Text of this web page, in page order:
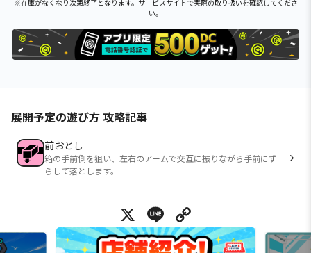
※在庫がなくなり次第終了となります。サービスサイトで実際の取り扱いを確認してくださ
い。
展開予定の遊び方 攻略記事
前おとし
箱の手前側を狙い、左右のアームで交互に振りながら手前にず
らして落とします。
X Line